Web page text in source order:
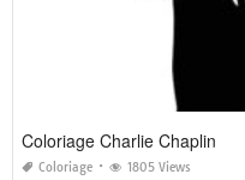
Coloriage Charlie Chaplin
Coloriage 1805 Views